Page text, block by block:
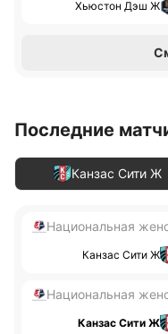
Хьюстон Дэш Ж
Последние
Канзас Сити Ж
Национальная
Канзас Сити Ж
Национальная
Канзас Сити Ж